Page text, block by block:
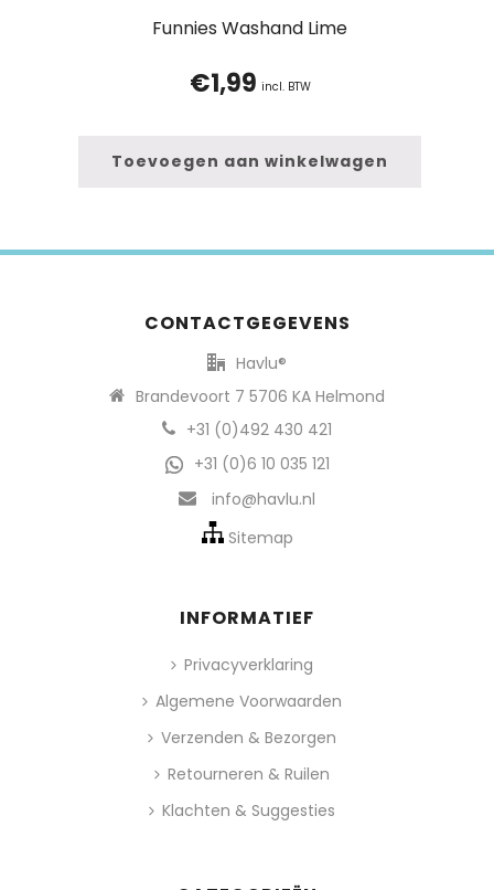
Funnies Washand Lime
€1,99 incl. BTW
Toevoegen aan winkelwagen
CONTACTGEGEVENS
Havlu®
Brandevoort 7 5706 KA Helmond
+31 (0)492 430 421
+31 (0)6 10 035 121
info@havlu.nl
Sitemap
INFORMATIEF
Privacyverklaring
Algemene Voorwaarden
Verzenden & Bezorgen
Retourneren & Ruilen
Klachten & Suggesties